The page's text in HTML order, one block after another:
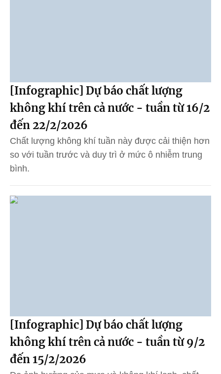
[Infographic] Dự báo chất lượng
không khí trên cả nước - tuần từ 16/2
đến 22/2/2026
Chất lượng không khí tuần này được cải thiện hơn
so với tuần trước và duy trì ở mức ô nhiễm trung
bình.
[Infographic] Dự báo chất lượng
không khí trên cả nước - tuần từ 9/2
đến 15/2/2026